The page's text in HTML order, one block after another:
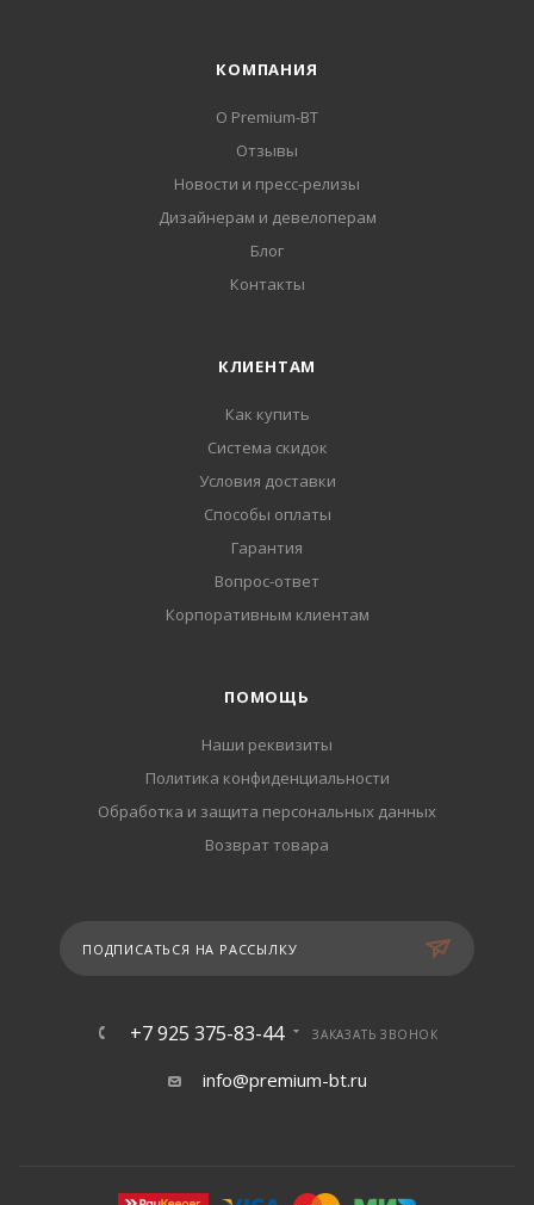
КОМПАНИЯ
О Premium-BT
Отзывы
Новости и пресс-релизы
Дизайнерам и девелоперам
Блог
Контакты
КЛИЕНТАМ
Как купить
Система скидок
Условия доставки
Способы оплаты
Гарантия
Вопрос-ответ
Корпоративным клиентам
ПОМОЩЬ
Наши реквизиты
Политика конфиденциальности
Обработка и защита персональных данных
Возврат товара
ПОДПИСАТЬСЯ НА РАССЫЛКУ
+7 925 375-83-44 ЗАКАЗАТЬ ЗВОНОК
info@premium-bt.ru